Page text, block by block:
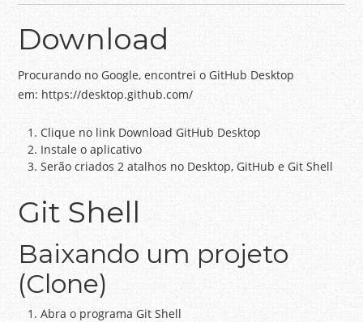
Download
Procurando no Google, encontrei o GitHub Desktop
em: https://desktop.github.com/
Clique no link Download GitHub Desktop
Instale o aplicativo
Serão criados 2 atalhos no Desktop, GitHub e Git Shell
Git Shell
Baixando um projeto
(Clone)
Abra o programa Git Shell